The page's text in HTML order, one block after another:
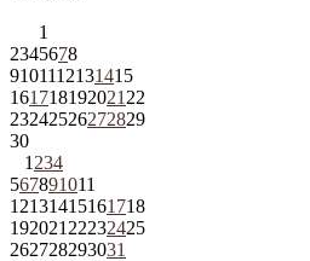
1
2345678
9101112131415
161718192021 22
23242526272829
30
1 234
567891011
12131415161718
192021 22232425
262728293031